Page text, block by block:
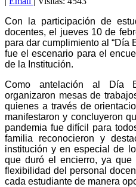
Con la participación de
docentes, el jueves 10 de
para dar cumplimiento al “Día
fue el escenario para el
de la Institución.
Como antelación al Día
organizaron mesas de
quienes a través de
manifestaron y concluyeron
pandemia fue difícil para
familia reconocieron y
institución y en especial de
que duró el encierro, ya que
flexibilidad del personal
cada estudiante de manera